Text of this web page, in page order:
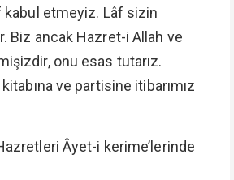
etmeyiz. Lâf sizin
Biz ancak Hazret-i Allah ve
onu esas tutarız.
ve partisine itibarımız
Âyet-i kerime’lerinde